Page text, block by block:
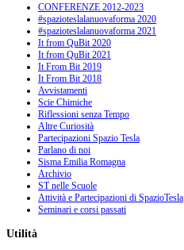
CONFERENZE 2012-2023
#spazioteslalanuovaforma 2020
#spazioteslalanuovaforma 2021
It from QuBit 2020
It from QuBit 2021
It From Bit 2019
It From Bit 2018
Avvistamenti
Scie Chimiche
Riflessioni senza Tempo
Altre Curiosità
Partecipazioni Spazio Tesla
Parlano di noi
Sisma Emilia Romagna
Archivio
ST nelle Scuole
Attività e Partecipazioni di SpazioTesla
Seminari e corsi passati
Utilità